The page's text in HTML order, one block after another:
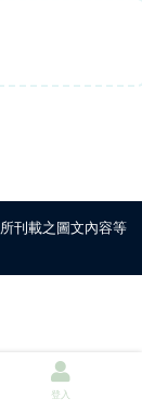
刊載之圖文內容等
登入